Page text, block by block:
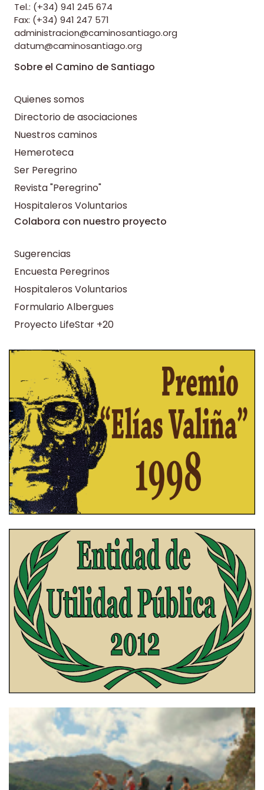
Tel.: (+34) 941 245 674
Fax: (+34) 941 247 571
administracion@caminosantiago.org
datum@caminosantiago.org
Sobre el Camino de Santiago
Quienes somos
Directorio de asociaciones
Nuestros caminos
Hemeroteca
Ser Peregrino
Revista "Peregrino"
Hospitaleros Voluntarios
Colabora con nuestro proyecto
Sugerencias
Encuesta Peregrinos
Hospitaleros Voluntarios
Formulario Albergues
Proyecto LifeStar +20